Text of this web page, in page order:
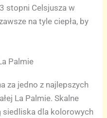
stopni Celsjusza w
na tyle ciepła, by
Palmie
za jedno z najlepszych
La Palmie. Skalne
dla kolorowych